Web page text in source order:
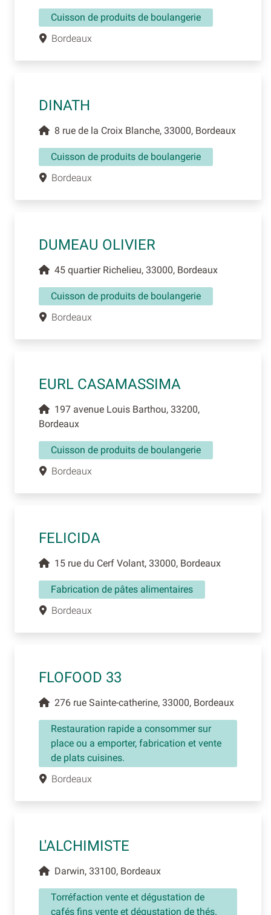
Cuisson de produits de boulangerie
Bordeaux
DINATH
8 rue de la Croix Blanche, 33000, Bordeaux
Cuisson de produits de boulangerie
Bordeaux
DUMEAU OLIVIER
45 quartier Richelieu, 33000, Bordeaux
Cuisson de produits de boulangerie
Bordeaux
EURL CASAMASSIMA
197 avenue Louis Barthou, 33200,
Bordeaux
Cuisson de produits de boulangerie
Bordeaux
FELICIDA
15 rue du Cerf Volant, 33000, Bordeaux
Fabrication de pâtes alimentaires
Bordeaux
FLOFOOD 33
276 rue Sainte-catherine, 33000, Bordeaux
Restauration rapide a consommer sur
place ou a emporter, fabrication et vente
de plats cuisines.
Bordeaux
L'ALCHIMISTE
Darwin, 33100, Bordeaux
Torréfaction vente et dégustation de
cafés fins vente et dégustation de thés.